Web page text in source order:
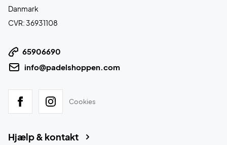
Danmark
CVR: 36931108
65906690
info@padelshoppen.com
Cookies
Hjælp & kontakt